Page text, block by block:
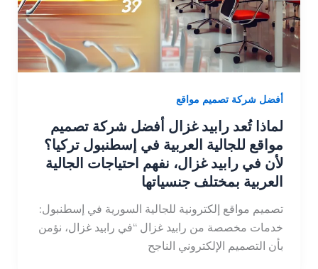
أفضل شركة تصميم مواقع
لماذا تُعد رابيد غزال أفضل شركة تصميم
مواقع للجالية العربية في إسطنبول تركيا؟
لأن في رابيد غزال، نفهم احتياجات الجالية
العربية بمختلف جنسياتها
تصميم مواقع إلكترونية للجالية السورية في إسطنبول:
خدمات مخصصة من رابيد غزال “في رابيد غزال، نؤمن
بأن التصميم الإلكتروني الناجح